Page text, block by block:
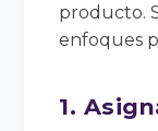
producto.
enfoques
1.